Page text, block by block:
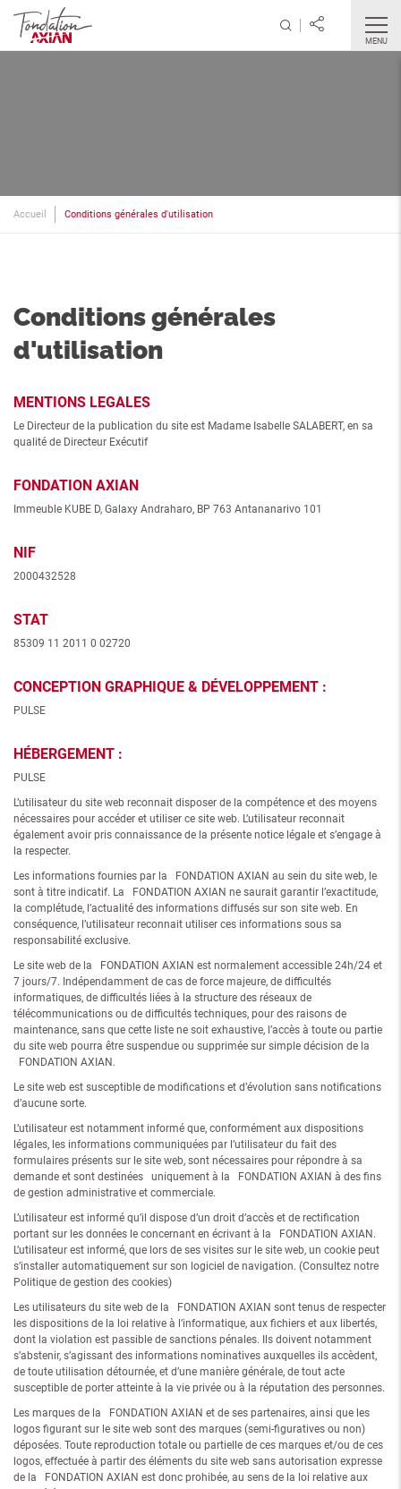
MENU
Accueil Conditions générales d'utilisation
Conditions générales
d'utilisation
MENTIONS LEGALES
Le Directeur de la publication du site est Madame Isabelle SALABERT, en sa
qualité de Directeur Exécutif
FONDATION AXIAN
Immeuble KUBE D, Galaxy Andraharo, BP 763 Antananarivo 101
NIF
2000432528
STAT
85309 11 2011 0 02720
CONCEPTION GRAPHIQUE & DÉVELOPPEMENT :
PULSE
HÉBERGEMENT :
PULSE
L’utilisateur du site web reconnait disposer de la compétence et des moyens
nécessaires pour accéder et utiliser ce site web. L’utilisateur reconnait
également avoir pris connaissance de la présente notice légale et s’engage à
la respecter.
Les informations fournies par la FONDATION AXIAN au sein du site web, le
sont à titre indicatif. La FONDATION AXIAN ne saurait garantir l’exactitude,
la complétude, l’actualité des informations diffusés sur son site web. En
conséquence, l’utilisateur reconnait utiliser ces informations sous sa
responsabilité exclusive.
Le site web de la FONDATION AXIAN est normalement accessible 24h/24 et
7 jours/7. Indépendamment de cas de force majeure, de difficultés
informatiques, de difficultés liées à la structure des réseaux de
télécommunications ou de difficultés techniques, pour des raisons de
maintenance, sans que cette liste ne soit exhaustive, l’accès à toute ou partie
du site web pourra être suspendue ou supprimée sur simple décision de la
FONDATION AXIAN.
Le site web est susceptible de modifications et d’évolution sans notifications
d’aucune sorte.
L’utilisateur est notamment informé que, conformément aux dispositions
légales, les informations communiquées par l’utilisateur du fait des
formulaires présents sur le site web, sont nécessaires pour répondre à sa
demande et sont destinées uniquement à la FONDATION AXIAN à des fins
de gestion administrative et commerciale.
L’utilisateur est informé qu’il dispose d’un droit d’accès et de rectification
portant sur les données le concernant en écrivant à la FONDATION AXIAN.
L’utilisateur est informé, que lors de ses visites sur le site web, un cookie peut
s’installer automatiquement sur son logiciel de navigation. (Consultez notre
Politique de gestion des cookies)
Les utilisateurs du site web de la FONDATION AXIAN sont tenus de respecter
les dispositions de la loi relative à l’informatique, aux fichiers et aux libertés,
dont la violation est passible de sanctions pénales. Ils doivent notamment
s’abstenir, s’agissant des informations nominatives auxquelles ils accèdent,
de toute utilisation détournée, et d’une manière générale, de tout acte
susceptible de porter atteinte à la vie privée ou à la réputation des personnes.
Les marques de la FONDATION AXIAN et de ses partenaires, ainsi que les
logos figurant sur le site web sont des marques (semi-figuratives ou non)
déposées. Toute reproduction totale ou partielle de ces marques et/ou de ces
logos, effectuée à partir des éléments du site web sans autorisation expresse
de la FONDATION AXIAN est donc prohibée, au sens de la loi relative aux